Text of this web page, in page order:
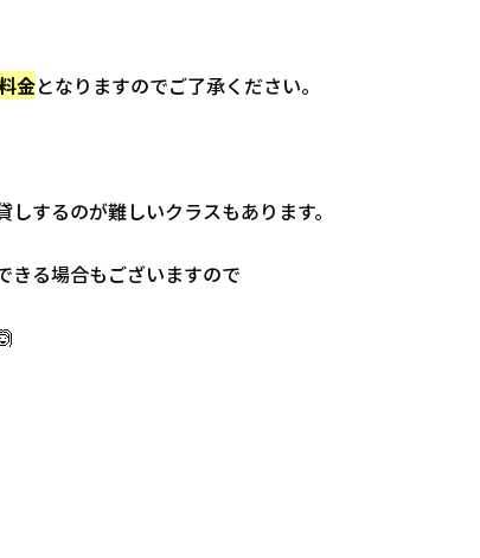
金となりますのでご了承ください。
するのが難しいクラスもあります。
きる場合もございますので